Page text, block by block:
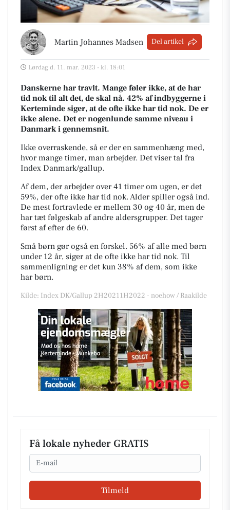
Martin Johannes Madsen Del artikel
Lørdag d. 11. mar. 2023 - kl. 18:01
Danskerne har travlt. Mange føler ikke, at de har
tid nok til alt det, de skal nå. 42% af indbyggerne i
Kerteminde siger, at de ofte ikke har tid nok. De er
ikke alene. Det er nogenlunde samme niveau i
Danmark i gennemsnit.
Ikke overraskende, så er der en sammenhæng med,
hvor mange timer, man arbejder. Det viser tal fra
Index Danmark/gallup.
Af dem, der arbejder over 41 timer om ugen, er det
59%, der ofte ikke har tid nok. Alder spiller også ind.
De mest fortravlede er mellem 30 og 40 år, men de
har tæt følgeskab af andre aldersgrupper. Det tager
først af efter de 60.
Små børn gør også en forskel. 56% af alle med børn
under 12 år, siger at de ofte ikke har tid nok. Til
sammenligning er det kun 38% af dem, som ikke
har børn.
Kilde: Index DK/Gallup 2H20211H2022 - noehow / Raakilde
Få lokale nyheder GRATIS
Email
Tilmeld